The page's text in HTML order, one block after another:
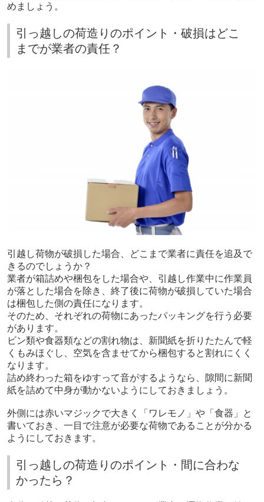
めましょう。
引っ越しの荷造りのポイント・破損はどこ
までが業者の責任？
引越し荷物が破損した場合、どこまで業者に責任を追及で
きるのでしょうか？
業者が箱詰めや梱包をした場合や、引越し作業中に作業員
が落とした場合を除き、終了後に荷物が破損していた場合
は梱包した側の責任になります。
そのため、それぞれの荷物にあったパッキングを行う必要
があります。
ビン類や食器類などの割れ物は、新聞紙を折りたたんで軽
くもみほぐし、空気を含ませてから梱包すると割れにくく
なります。
詰め終わった箱をゆすって音がするようなら、隙間に新聞
紙を詰めて中身が動かないようにしておきましょう。
外側には赤いマジックで大きく「ワレモノ」や「食器」と
書いておき、一目で注意が必要な荷物であることが分かる
ようにしておきます。
引っ越しの荷造りのポイント・間に合わな
かったら？